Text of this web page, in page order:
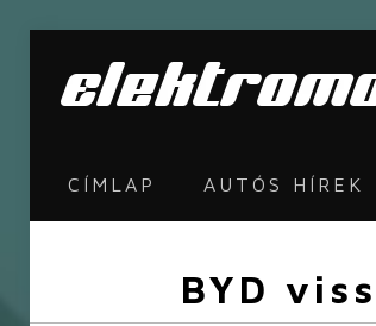
CÍMLAP AUTÓS HÍREK
BYD